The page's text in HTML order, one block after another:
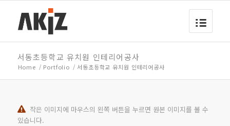
서동초등학교 유치원 인테리어공사
Home / Portfolio / 서동초등학교 유치원 인테리어공사
작은 이미지에 마우스의 왼쪽 버튼을 누르면 원본 이미지를 볼 수
있습니다.